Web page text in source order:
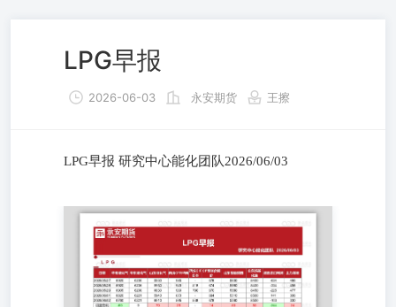
LPG早报
2026-06-03 永安期货 王擦
LPG早报 研究中心能化团队2026/06/03
LPG早报 研究中心能化团队2026/06/03